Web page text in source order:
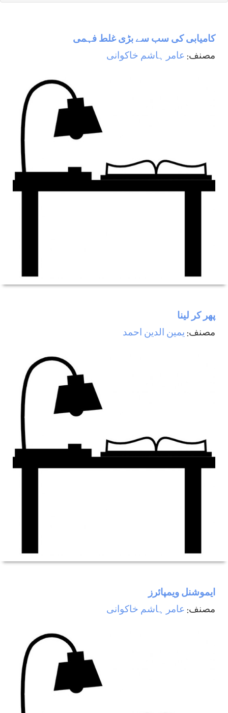
کامیابی کی سب سے بڑی غلط فہمی
مصنف: عامر ہاشم خاکوانی
پھر كر لينا
مصنف:يمين الدين احمد
ایموشنل ویمپائرز
مصنف: عامر ہاشم خاکوانی